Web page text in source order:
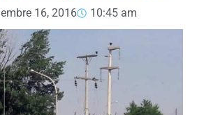
16, 2016 10:45 am